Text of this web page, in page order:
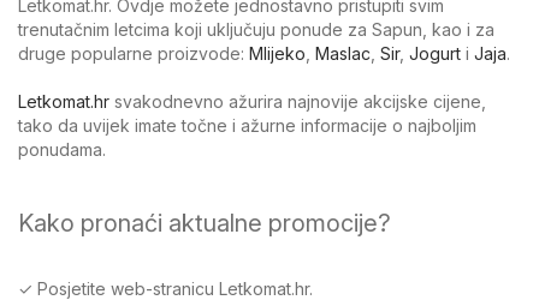
Letkomat.hr. Ovdje možete jednostavno pristupiti svim
trenutačnim letcima koji uključuju ponude za Sapun, kao i za
druge popularne proizvode: Mlijeko Maslac Sir, Jogurt i Jaja.
Letkomat.hr svakodnevno ažurira najnovije akcijske cijene,
tako da uvijek imate točne i ažurne informacije o najboljim
ponudama.
Kako pronaći aktualne promocije?
✓ Posjetite web-stranicu Letkomat.hr.